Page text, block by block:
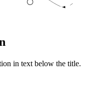
in text below the title.